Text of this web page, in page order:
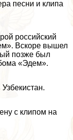
песни и клипа
российский
Вскоре вышел
позже был
«Эдем».
с клипом на